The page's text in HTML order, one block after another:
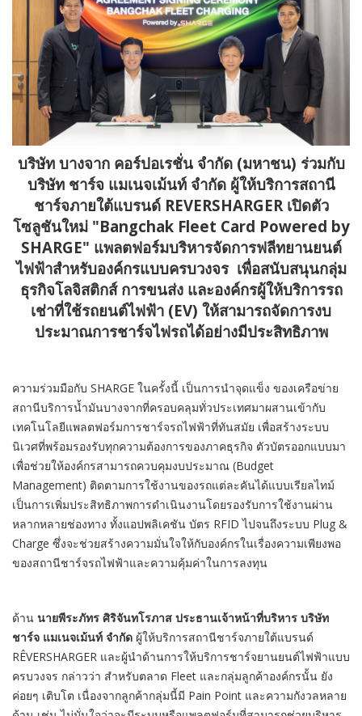
บริษัท บางจาก คอร์ปอเรชั่น จำกัด (มหาชน) ร่วมกับ
บริษัท ชาร์จ แมเนจเม้นท์ จำกัด ผู้ให้บริการสถานี
ชาร์จภายใต้แบรนด์ REVERSHARGER เปิดตัว
โซลูชันใหม่ "Bangchak Fleet Card Powered by
SHARGE" แพลตฟอร์มบริหารจัดการฟลีทยานยนต์
ไฟฟ้าสำหรับองค์กรแบบครบวงจร เพื่อสนับสนุนกลุ่ม
ธุรกิจโลจิสติกส์ การขนส่ง และองค์กรผู้ให้บริการรถ
เช่าที่ใช้รถยนต์ไฟฟ้า (EV) ให้สามารถจัดการงบ
ประมาณการชาร์จไฟรถได้อย่างมีประสิทธิภาพ
ความร่วมมือกับ SHARGE ในครั้งนี้ เป็นการนำจุดแข็ง ของเครือข่าย
สถานีบริการน้ำมันบางจากที่ครอบคลุมทั่วประเทศมาผสานเข้ากับ
เทคโนโลยีแพลตฟอร์มการชาร์จรถไฟฟ้าที่ทันสมัย เพื่อสร้างระบบ
นิเวศที่พร้อมรองรับทุกความต้องการของภาคธุรกิจ ตัวบัตรออกแบบมา
เพื่อช่วยให้องค์กรสามารถควบคุมงบประมาณ (Budget
Management) ติดตามการใช้งานของรถแต่ละคันได้แบบเรียลไทม์
เป็นการเพิ่มประสิทธิภาพการดำเนินงานโดยรองรับการใช้งานผ่าน
หลากหลายช่องทาง ทั้งแอปพลิเคชัน บัตร RFID ไปจนถึงระบบ Plug &
Charge ซึ่งจะช่วยสร้างความมั่นใจให้กับองค์กรในเรื่องความเพียงพอ
ของสถานีชาร์จรถไฟฟ้าและความคุ้มค่าในการลงทุน
ด้าน นายพีระภัทร ศิริจันทโรภาส ประธานเจ้าหน้าที่บริหาร บริษัท
ชาร์จ แมเนจเม้นท์ จำกัด ผู้ให้บริการสถานีชาร์จภายใต้แบรนด์
RÊVERSHARGER และผู้นำด้านการให้บริการชาร์จยานยนต์ไฟฟ้าแบบ
ครบวงจร กล่าวว่า สำหรับตลาด Fleet และกลุ่มลูกค้าองค์กรนั้น ยัง
ค่อยๆ เติบโต เนื่องจากลูกค้ากลุ่มนี้มี Pain Point และความกังวลหลาย